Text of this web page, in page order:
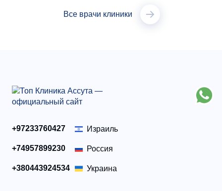
Все врачи клиники
+97233760427 Израиль
+74957899230 Россия
+380443924534 Украина